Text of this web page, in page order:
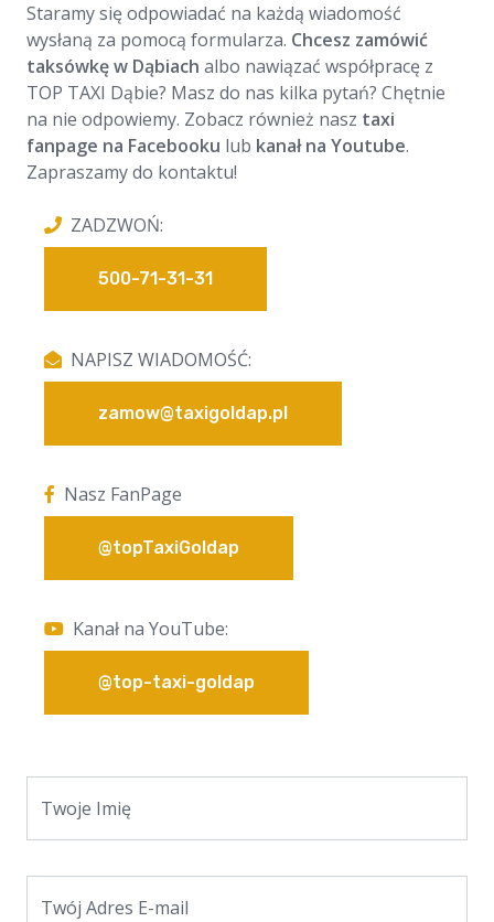
Staramy się odpowiadać na każdą wiadomość
wysłaną za pomocą formularza. Chcesz zamówić
taksówkę w Dąbiach albo nawiązać współpracę z
TOP TAXI Dąbie? Masz do nas kilka pytań? Chętnie
na nie odpowiemy. Zobacz również nasz taxi
fanpage na Facebooku lub kanał na Youtube.
Zapraszamy do kontaktu!
ZADZWOŃ:
500-71-31-31
NAPISZ WIADOMOŚĆ:
zamow@taxigoldap.pl
Nasz FanPage
@topTaxiGoldap
Kanał na YouTube:
@top-taxi-goldap
Twoje Imię
Twój Adres E-mail